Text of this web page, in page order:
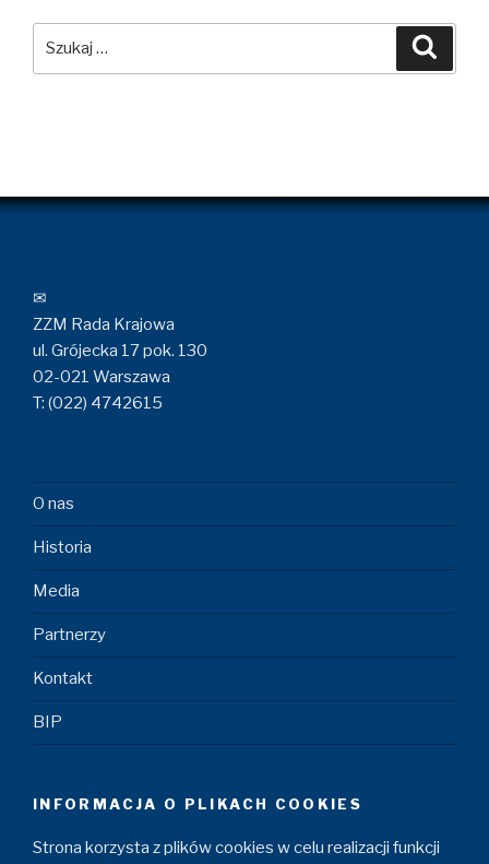
✉
ZZM Rada Krajowa
ul. Grójecka 17 pok. 130
02-021 Warszawa
T: (022) 4742615
O nas
Historia
Media
Partnerzy
Kontakt
BIP
INFORMACJA O PLIKACH COOKIES
Strona korzysta z plików cookies w celu realizacji funkcji